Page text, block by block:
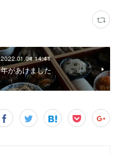
2022.01.04 14:41
年があけました